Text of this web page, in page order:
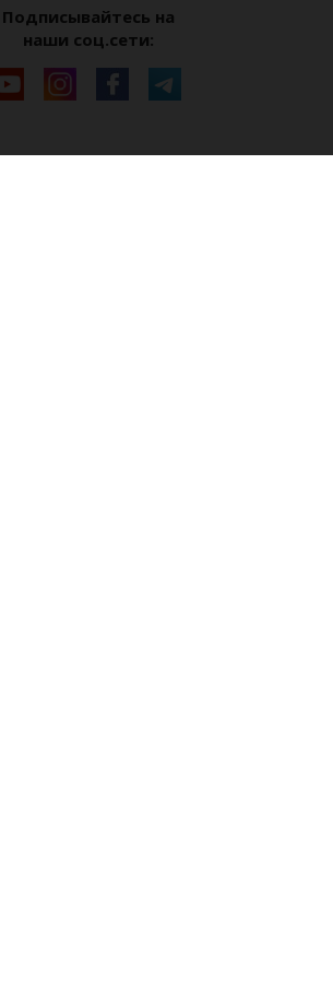
Подписывайтесь на
наши соц.сети: